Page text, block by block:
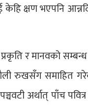
केहि क्षण भएपनि
र मानवको
रुखसँग समाहित
अर्थात् पाँच